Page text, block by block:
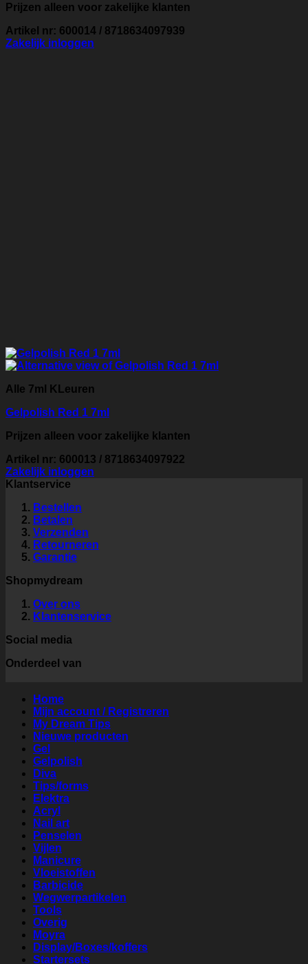
Prijzen alleen voor zakelijke klanten
Artikel nr: 600014 / 8718634097939
Zakelijk inloggen
Alle 7ml KLeuren
Gelpolish Red 1 7ml
Prijzen alleen voor zakelijke klanten
Artikel nr: 600013 / 8718634097922
Zakelijk inloggen
Klantservice
Bestellen
Betalen
Verzenden
Retourneren
Garantie
Shopmydream
Over ons
Klantenservice
Social media
Onderdeel van
Home
Mijn account / Registreren
My Dream Tips
Nieuwe producten
Gel
Gelpolish
Diva
Tips/forms
Elektra
Acryl
Nail art
Penselen
Vijlen
Manicure
Vloeistoffen
Barbicide
Wegwerpartikelen
Tools
Overig
Moyra
Display/Boxes/koffers
Startersets